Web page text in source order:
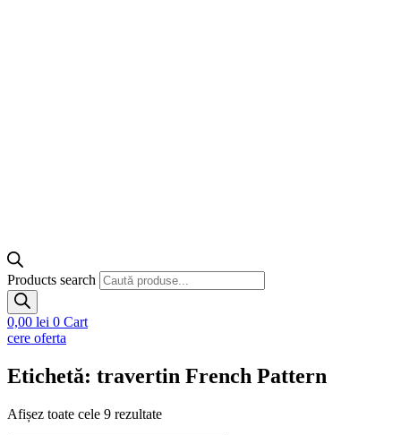
Products search
0,00 lei 0 Cart
cere oferta
Etichetă: travertin French Pattern
Afișez toate cele 9 rezultate